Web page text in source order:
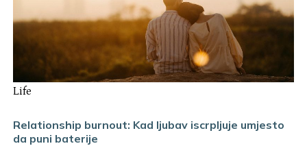
Life
Relationship burnout: Kad ljubav iscrpljuje umjesto
da puni baterije